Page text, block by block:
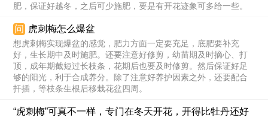
肥，保证好越冬，之后可少施肥，要是有开花迹象可多给一些。
问 虎刺梅怎么爆盆
想虎刺梅实现爆盆的感觉，肥力方面一定要充足，底肥要补充
好，生长期中及时施肥。还要注意好修剪，幼苗期及时摘心、打
顶，成年期截短过长枝条，花期后也要及时修剪。然后保证好足
够的阳光，利于合成养分。除了注意好养护因素之外，还要配合
扦插，等枝条生根后移栽花盆四周。
“虎刺梅”可真不一样，专门在冬天开花，开得比牡丹还好